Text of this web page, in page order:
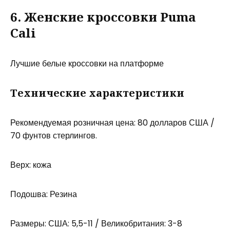
6. Женские кроссовки Puma
Cali
Лучшие белые кроссовки на платформе
Технические характеристики
Рекомендуемая розничная цена: 80 долларов США /
70 фунтов стерлингов.
Верх: кожа
Подошва: Резина
Размеры: США: 5,5-11 / Великобритания: 3-8